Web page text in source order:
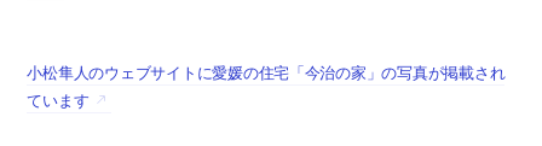
小松隼人のウェブサイトに愛媛の住宅「今治の家」の写真が掲載され
ています